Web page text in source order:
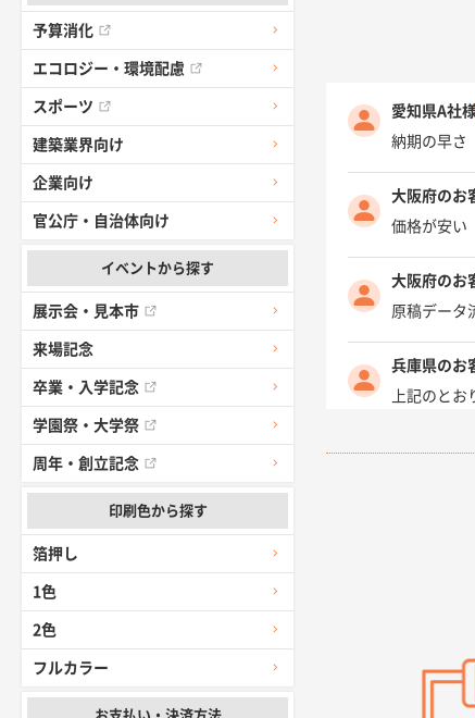
予算消化
エコロジー・環境配慮
スポーツ
建築業界向け
企業向け
官公庁・自治体向け
イベントから探す
展示会・見本市
来場記念
卒業・入学記念
学園祭・大学祭
周年・創立記念
印刷色から探す
箔押し
1色
2色
フルカラー
愛知県A社
納期の早さ
大阪府のお
価格が安い
大阪府のお
原稿データ
兵庫県のお
上記のとお
愛知県I社様
価格 大丈
大阪府のお